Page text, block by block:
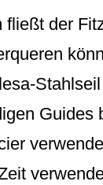
fließt der
Guides